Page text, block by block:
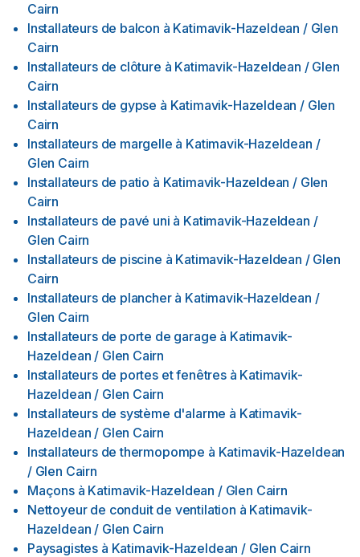
Cairn
Installateurs de balcon à Katimavik-Hazeldean / Glen
Cairn
Installateurs de clôture à Katimavik-Hazeldean / Glen
Cairn
Installateurs de gypse à Katimavik-Hazeldean / Glen
Cairn
Installateurs de margelle à Katimavik-Hazeldean /
Glen Cairn
Installateurs de patio à Katimavik-Hazeldean / Glen
Cairn
Installateurs de pavé uni à Katimavik-Hazeldean /
Glen Cairn
Installateurs de piscine à Katimavik-Hazeldean / Glen
Cairn
Installateurs de plancher à Katimavik-Hazeldean /
Glen Cairn
Installateurs de porte de garage à Katimavik-
Hazeldean / Glen Cairn
Installateurs de portes et fenêtres à Katimavik-
Hazeldean / Glen Cairn
Installateurs de système d'alarme à Katimavik-
Hazeldean / Glen Cairn
Installateurs de thermopompe à Katimavik-Hazeldean
/ Glen Cairn
Maçons à Katimavik-Hazeldean / Glen Cairn
Nettoyeur de conduit de ventilation à Katimavik-
Hazeldean / Glen Cairn
Paysagistes à Katimavik-Hazeldean / Glen Cairn